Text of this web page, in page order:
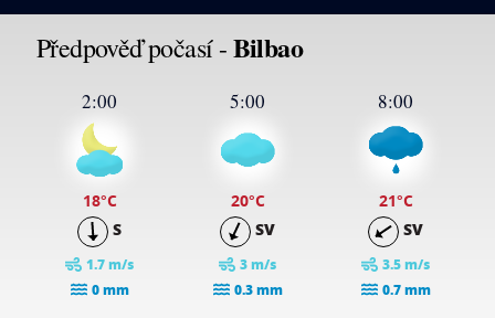
Předpověď počasí -Bilbao
2:00
18°C
S
1.7 m/s
0 mm
5:00
20°C
SV
3 m/s
0.3 mm
8:00
21°C
SV
3.5 m/s
0.7 mm